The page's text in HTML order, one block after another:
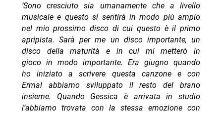
‘Sono cresciuto sia umanamente che a livello
musicale e questo si sentirà in modo più ampio
nel mio prossimo disco di cui questo è il primo
apripista. Sarà per me un disco importante, un
disco della maturità e in cui mi metterò in
gioco in modo importante.Era giugno quando
ho iniziato a scrivere questa canzone e con
Ermal abbiamo sviluppato il resto del brano
insieme. Quando Gessica è arrivata in studio
l’abbiamo trovata con la stessa emozione con